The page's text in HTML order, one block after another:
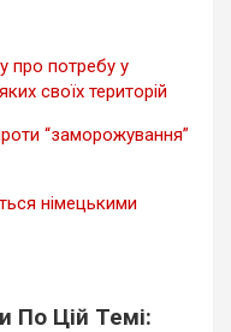
про потребу у
своїх територій
“заморожування”
німецькими
По Цій Темі: